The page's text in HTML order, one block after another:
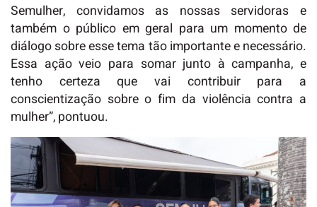
Semulher, convidamos as nossas servidoras e
também o público em geral para um momento de
diálogo sobre esse tema tão importante e necessário.
Essa ação veio para somar junto à campanha, e
tenho certeza que vai contribuir para a
conscientização sobre o fim da violência contra a
mulher”, pontuou.